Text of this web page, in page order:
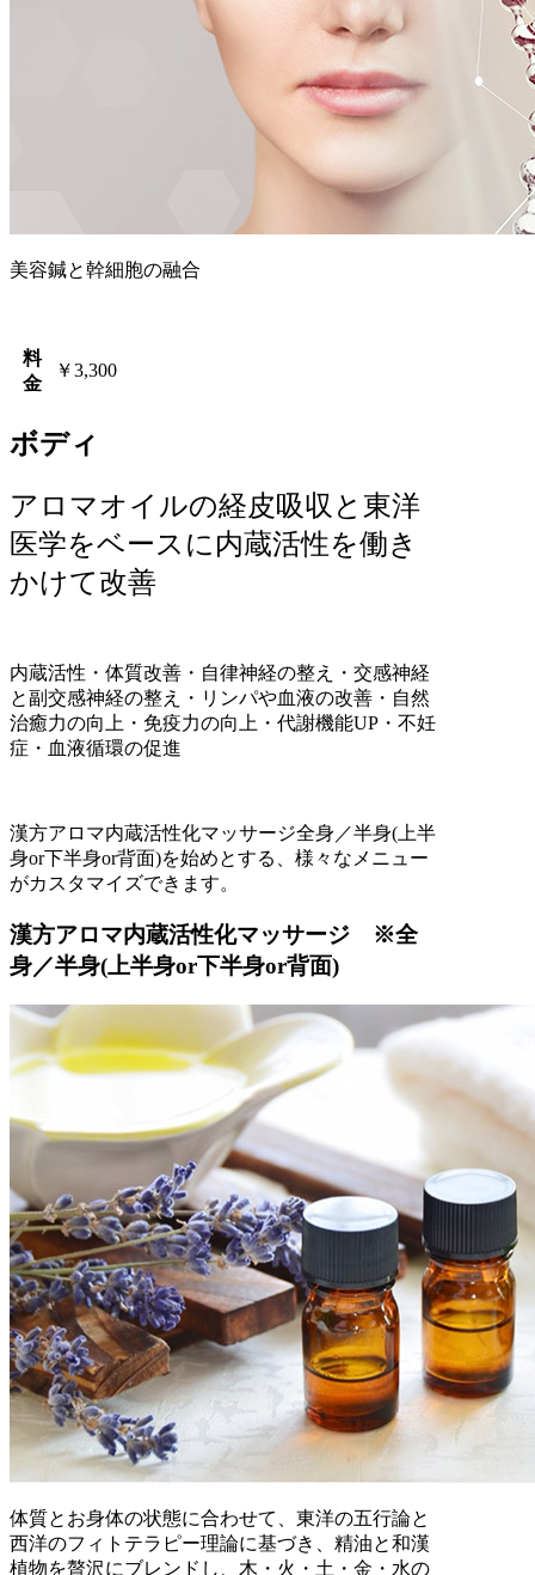
美容鍼と幹細胞の融合
料
金
￥3,300
ボディ
アロマオイルの経皮吸収と東洋
医学をベースに内蔵活性を働き
かけて改善
内蔵活性・体質改善・自律神経の整え・交感神経
と副交感神経の整え・リンパや血液の改善・自然
治癒力の向上・免疫力の向上・代謝機能UP・不妊
症・血液循環の促進
漢方アロマ内蔵活性化マッサージ全身／半身(上半
身or下半身or背面)を始めとする、様々なメニュー
がカスタマイズできます。
漢方アロマ内蔵活性化マッサージ ※全
身／半身(上半身or下半身or背面)
体質とお身体の状態に合わせて、東洋の五行論と
西洋のフィトテラピー理論に基づき、精油と和漢
植物を贅沢にブレンドし、木・火・土・金・水の